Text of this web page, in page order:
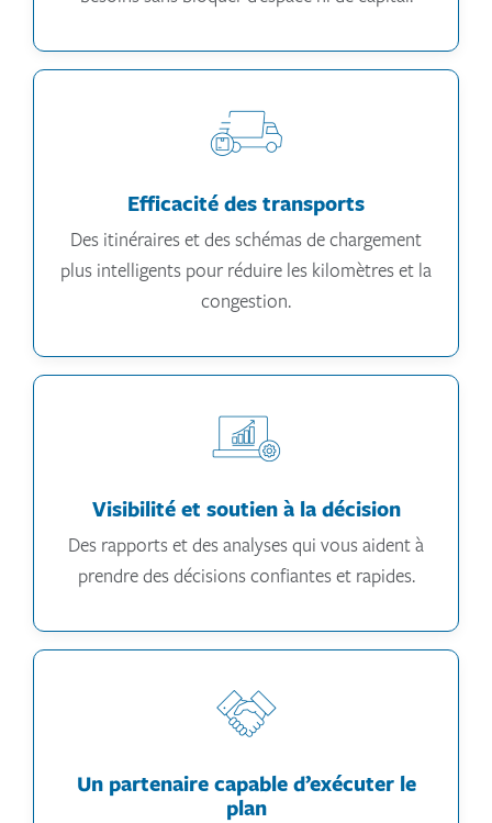
Efficacité des transports
Des itinéraires et des schémas de chargement
plus intelligents pour réduire les kilomètres et la
congestion.
Visibilité et soutien à la décision
Des rapports et des analyses qui vous aident à
prendre des décisions confiantes et rapides.
Un partenaire capable d’exécuter le
plan